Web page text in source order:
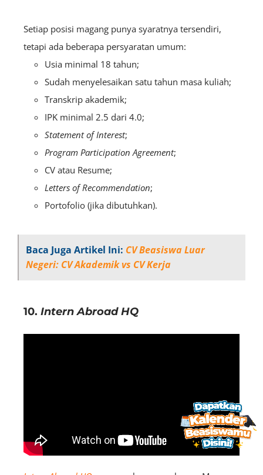
Setiap posisi magang punya syaratnya tersendiri,
tetapi ada beberapa persyaratan umum:
Usia minimal 18 tahun;
Sudah menyelesaikan satu tahun masa kuliah;
Transkrip akademik;
IPK minimal 2.5 dari 4.0;
Statement of Interest;
Program Participation Agreement;
CV atau Resume;
Letters of Recommendation;
Portofolio (jika dibutuhkan).
Baca Juga Artikel Ini: CV Beasiswa Luar
Negeri: CV Akademik vs CV Kerja
10. Intern Abroad HQ